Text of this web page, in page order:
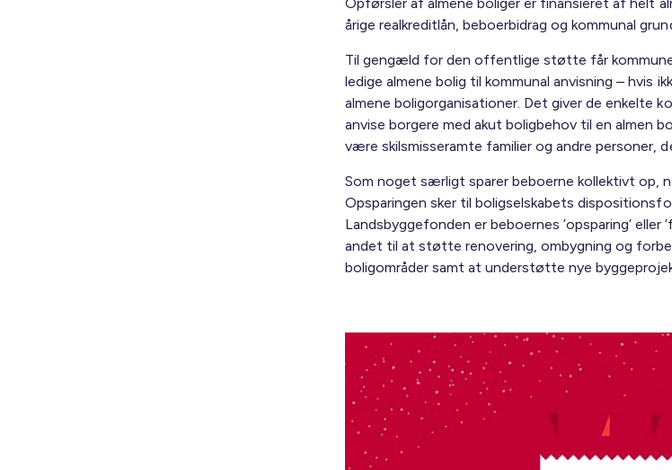
årige realkreditlån, beboerbidrag og kommunal
Til gengæld for den offentlige støtte får
ledige almene bolig til kommunal anvisning – hvis
almene boligorganisationer. Det giver de enkelte
anvise borgere med akut boligbehov til en almen
være skilsmisseramte familier og andre personer,
Som noget særligt sparer beboerne kollektivt op,
Opsparingen sker til boligselskabets
Landsbyggefonden er beboernes ’opsparing’ eller
andet til at støtte renovering, ombygning og
boligområder samt at understøtte nye